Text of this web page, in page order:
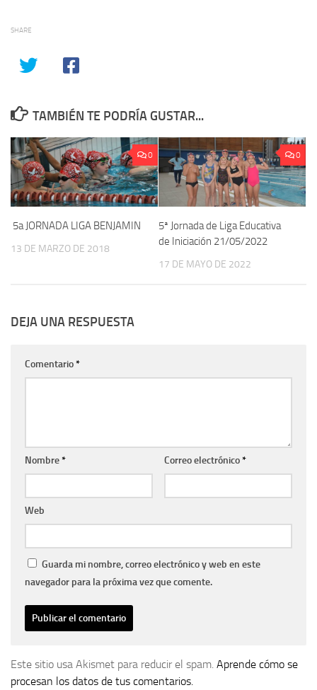
SHARE
TAMBIÉN TE PODRÍA GUSTAR...
0
5a JORNADA LIGA BENJAMIN
13 DE MARZO DE 2018
0
5ª Jornada de Liga Educativa
de Iniciación 21/05/2022
17 DE MAYO DE 2022
DEJA UNA RESPUESTA
Comentario*
Nombre* Correo electrónico*
Web
Guarda mi nombre, correo electrónico y web en este
navegador para la próxima vez que comente.
Este sitio usa Akismet para reducir el spam. Aprende cómo se
procesan los datos de tus comentarios.